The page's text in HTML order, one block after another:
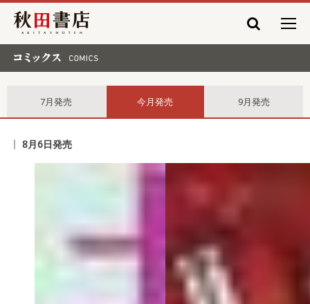
秋田書店
7月発売 今月発売 9月発売
8月6日発売